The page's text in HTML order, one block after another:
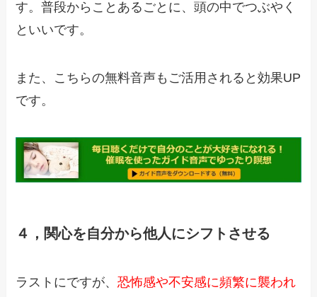
す。普段からことあるごとに、頭の中でつぶやく
といいです。
また、こちらの無料音声もご活用されると効果UP
です。
４，関心を自分から他人にシフトさせる
ラストにですが、恐怖感や不安感に頻繁に襲われ